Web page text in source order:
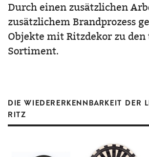
Durch einen zusätzlichen
zusätzlichem Brandprozess
Objekte mit Ritzdekor zu
Sortiment.
DIE WIEDERERKENNBARKEIT DER
RITZ